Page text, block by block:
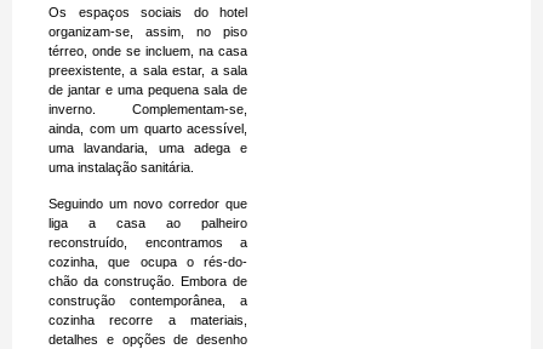
Os espaços sociais do hotel
organizam-se, assim, no piso
térreo, onde se incluem, na casa
preexistente, a sala estar, a sala
de jantar e uma pequena sala de
inverno. Complementam-se,
ainda, com um quarto acessível,
uma lavandaria, uma adega e
uma instalação sanitária.
Seguindo um novo corredor que
liga a casa ao palheiro
reconstruído, encontramos a
cozinha, que ocupa o rés-do-
chão da construção. Embora de
construção contemporânea, a
cozinha recorre a materiais,
detalhes e opções de desenho